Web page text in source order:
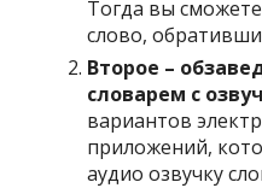
Тогда вы
слово,
Второе –
словарем с
вариантов
приложений,
аудио озвучку